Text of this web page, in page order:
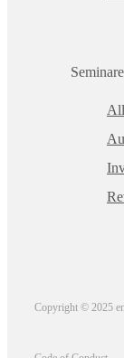
Seminare
Copyright © 2025